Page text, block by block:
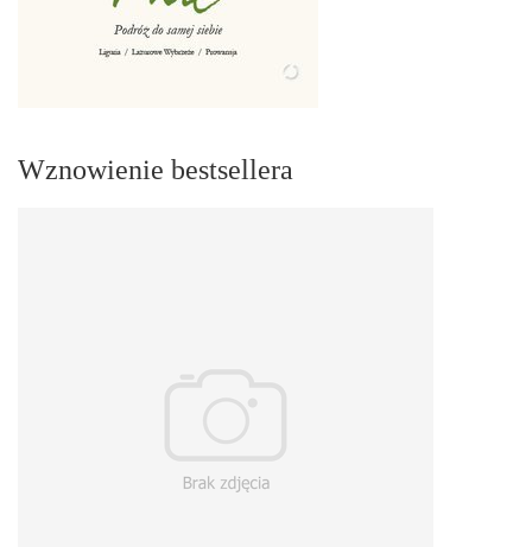
Wznowienie bestsellera